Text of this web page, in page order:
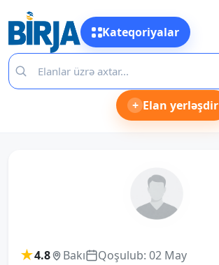
Kateqoriyalar
+ Elan yerləşdir
★4.8 Bakı
Qoşulub: 02 May